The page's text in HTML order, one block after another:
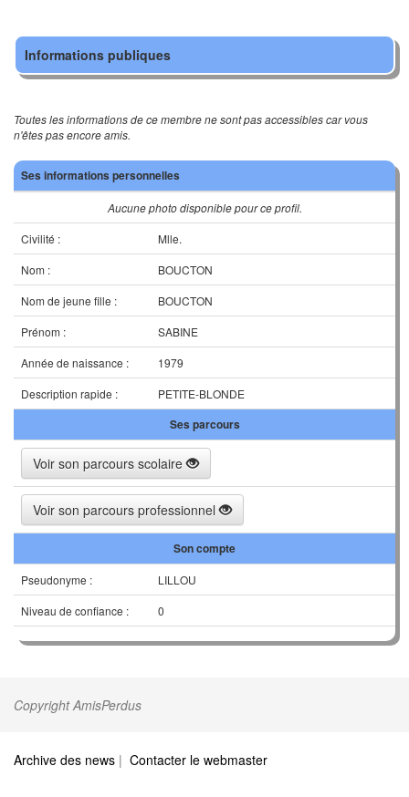
Informations publiques
Toutes les informations de ce membre ne sont pas accessibles car vous
n'êtes pas encore amis.
Ses informations personnelles
Aucune photo disponible pour ce profil.
Civilité :
Mlle.
Nom :
BOUCTON
Nom de jeune fille :
BOUCTON
Prénom :
SABINE
Année de naissance :
1979
Description rapide :
PETITE-BLONDE
Ses parcours
Voir son parcours scolaire
Voir son parcours professionnel
Son compte
Pseudonyme :
LILLOU
Niveau de confiance :
0
Copyright AmisPerdus
Archive des news | Contacter le webmaster